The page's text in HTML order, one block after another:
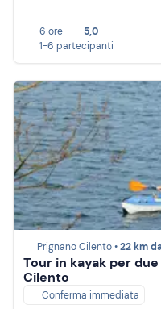
6 ore
5,0
1-6 partecipanti
Prignano Cilento •22 km
Tour in kayak per
Cilento
Conferma immediata